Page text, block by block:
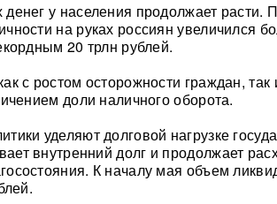
у населения продолжает расти.
на руках россиян увеличился
20 трлн рублей.
с ростом осторожности граждан,
доли наличного оборота.
уделяют долговой нагрузке
внутренний долг и продолжает
К началу мая объем